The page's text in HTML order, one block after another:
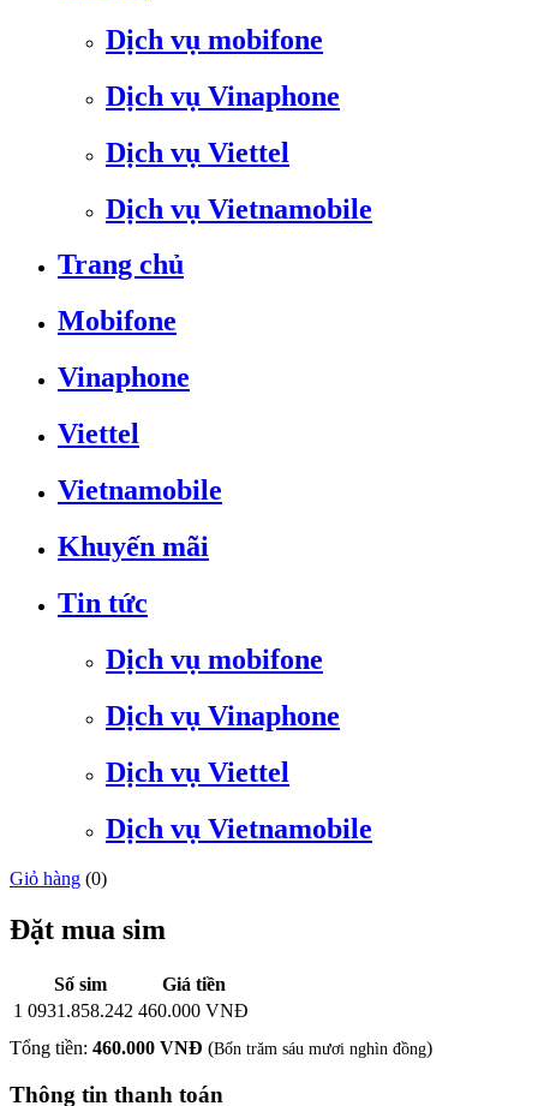
Dịch vụ mobifone
Dịch vụ Vinaphone
Dịch vụ Viettel
Dịch vụ Vietnamobile
Trang chủ
Mobifone
Vinaphone
Viettel
Vietnamobile
Khuyến mãi
Tin tức
Dịch vụ mobifone
Dịch vụ Vinaphone
Dịch vụ Viettel
Dịch vụ Vietnamobile
Giỏ hàng (0)
Đặt mua sim
Số sim
Giá tiền
1 0931.858.242 460.000 VNĐ
Tổng tiền: 460.000 VNĐ (Bốn trăm sáu mươi nghìn đồng)
Thông tin thanh toán